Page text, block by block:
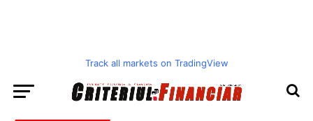
Track all markets on TradingView